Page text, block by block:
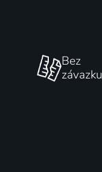
Bez
závazku